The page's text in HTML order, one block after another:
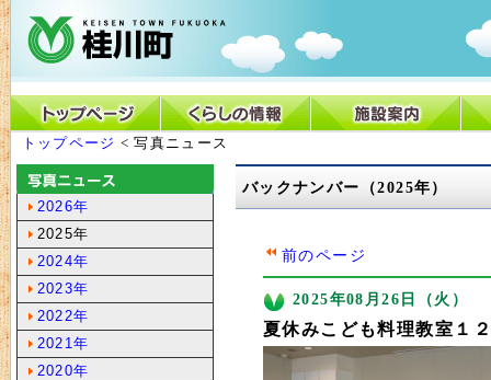
トップページ < 写真ニュース
バックナンバー（2025年）
前のページ
2025年08月26日（火）
夏休みこども料理教室１
2026年
2025年
2024年
2023年
2022年
2021年
2020年